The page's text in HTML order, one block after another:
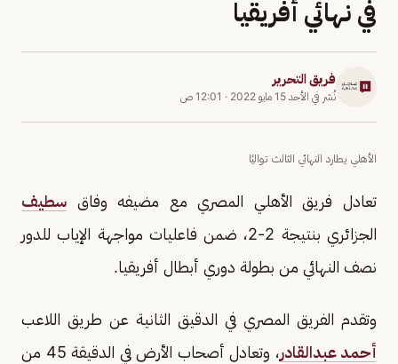
في نهائي أفريقيا
فريق التحرير
نُشر في الأحد 15 مايو 2022 · 12:01 ص
الأهلي يطارد النهائي الثالث تواليًا
تعادل فريق الأهلي المصري مع مضيفه وفاق سطيف
الجزائري بنتيجة 2-2، ضمن فاعليات مواجهة الإياب للدور
نصف النهائي من بطولة دوري أبطال أفريقيا.
وتقدم الفريق المصري في الدقيق الثانية عن طريق اللاعب
أحمد عبدالقادر
، وتعادل أصحاب الأرض في الدقيقة 45 من